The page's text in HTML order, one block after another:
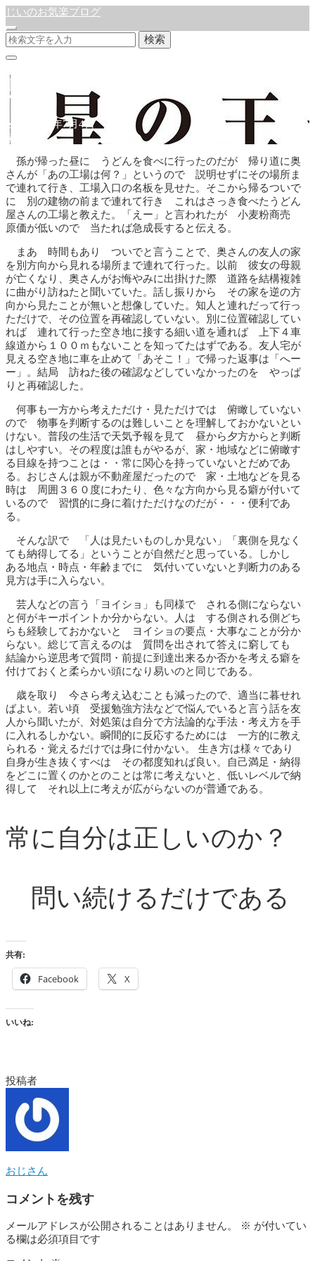
じいのお気楽ブログ
検索
見方
公開:2025年7月4日
徒然日記
孫が帰った昼に うどんを食べに行ったのだが 帰り道に奥
さんが「あの工場は何？」というので 説明せずにその場所ま
で連れて行き、工場入口の名板を見せた。そこから帰るついで
に 別の建物の前まで連れて行き これはさっき食べたうどん
屋さんの工場と教えた。「えー」と言われたが 小麦粉商売
原価が低いので 当たれば急成長すると伝える。
まあ 時間もあり ついでと言うことで、奥さんの友人の家
を別方向から見れる場所まで連れて行った。以前 彼女の母親
が亡くなり、奥さんがお悔やみに出掛けた際 道路を結構複雑
に曲がり訪ねたと聞いていた。話し振りから その家を逆の方
向から見たことが無いと想像していた。知人と連れだって行っ
ただけで、その位置を再確認していない。別に位置確認してい
れば 連れて行った空き地に接する細い道を通れば 上下４車
線道から１００ｍもないことを知ってたはずである。友人宅が
見える空き地に車を止めて「あそこ！」で帰った返事は「へー
ー」。結局 訪ねた後の確認などしていなかったのを やっぱ
りと再確認した。
何事も一方から考えただけ・見ただけでは 俯瞰していない
ので 物事を判断するのは難しいことを理解しておかないとい
けない。普段の生活で天気予報を見て 昼から夕方からと判断
はしやすい。その程度は誰もがやるが、家・地域などに俯瞰す
る目線を持つことは・・常に関心を持っていないとだめであ
る。おじさんは親が不動産屋だったので 家・土地などを見る
時は 周囲３６０度にわたり、色々な方向から見る癖が付いて
いるので 習慣的に身に着けただけなのだが・・・便利であ
る。
そんな訳で 「人は見たいものしか見ない」「裏側を見なく
ても納得してる」ということが自然だと思っている。しかし
ある地点・時点・年齢までに 気付いていないと判断力のある
見方は手に入らない。
芸人などの言う「ヨイショ」も同様で される側にならない
と何がキーポイントか分からない。人は する側される側どち
らも経験しておかないと ヨイショの要点・大事なことが分か
らない。総じて言えるのは 質問を出されて答えに窮しても
結論から逆思考で質問・前提に到達出来るか否かを考える癖を
付けておくと柔らかい頭になり易いのと同じである。
歳を取り 今さら考え込むことも減ったので、適当に暮せれ
ばよい。若い頃 受援勉強方法などで悩んでいると言う話を友
人から聞いたが、対処策は自分で方法論的な手法・考え方を手
に入れるしかない。瞬間的に反応するためには 一方的に教え
られる・覚えるだけでは身に付かない。 生き方は様々であり
自身が生き抜くすべは その都度知れば良い。自己満足・納得
をどこに置くのかとのことは常に考えないと、低いレベルで納
得して それ以上に考えが広がらないのが普通である。
常に自分は正しいのか？
問い続けるだけである
共有:
Facebook X
いいね:
投稿者
おじさん
コメントを残す
メールアドレスが公開されることはありません。 ※ が付いてい
る欄は必須項目です